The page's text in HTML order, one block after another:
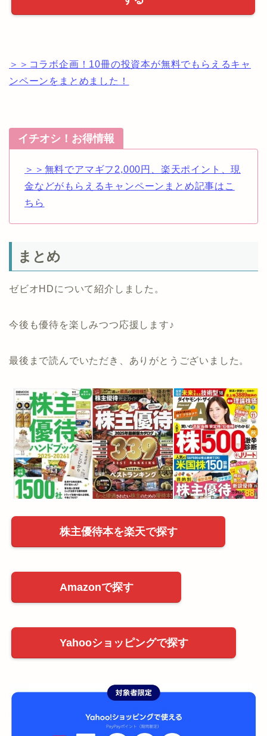
＞＞コラボ企画！10冊の投資本が無料でもらえるキャ
ンペーンをまとめました！
イチオシ！お得情報
＞＞無料でアマギフ2,000円、楽天ポイント、現
金などがもらえるキャンペーンまとめ記事はこ
ちら
まとめ
ゼビオHDについて紹介しました。
今後も優待を楽しみつつ応援します♪
最後まで読んでいただき、ありがとうございました。
株主優待本を楽天で探す
Amazonで探す
Yahooショッピングで探す